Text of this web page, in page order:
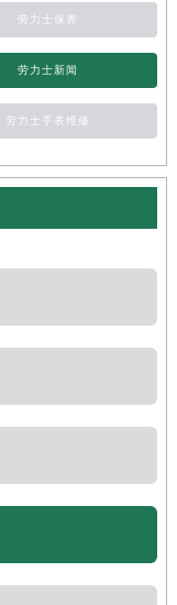
劳力士保养
劳力士新闻
劳力士手表维修